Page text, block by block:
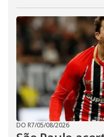
DO R7/05/08/2026